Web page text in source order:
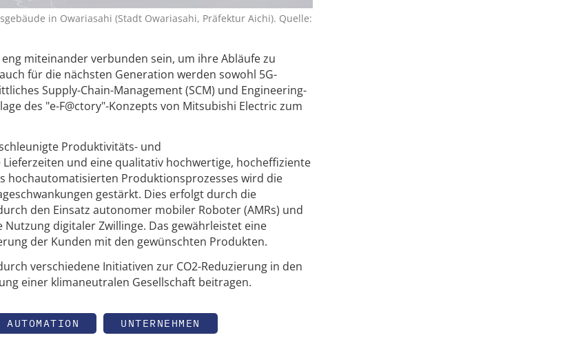
in Owariasahi (Stadt Owariasahi, Präfektur Aichi). Quelle:
miteinander verbunden sein, um ihre Abläufe zu
für die nächsten Generation werden sowohl 5G-
Supply-Chain-Management (SCM) und Engineering-
des "e-F@ctory"-Konzepts von Mitsubishi Electric zum
Produktivitäts- und
und eine qualitativ hochwertige, hocheffiziente
hochautomatisierten Produktionsprozesses wird die
gestärkt. Dies erfolgt durch die
den Einsatz autonomer mobiler Roboter (AMRs) und
digitaler Zwillinge. Das gewährleistet eine
der Kunden mit den gewünschten Produkten.
verschiedene Initiativen zur CO2-Reduzierung in den
einer klimaneutralen Gesellschaft beitragen.
UNTERNEHMEN